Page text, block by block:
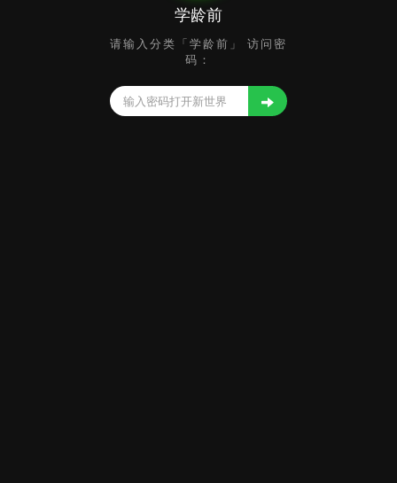
学龄前
请输入分类「学龄前」 访问密
码：